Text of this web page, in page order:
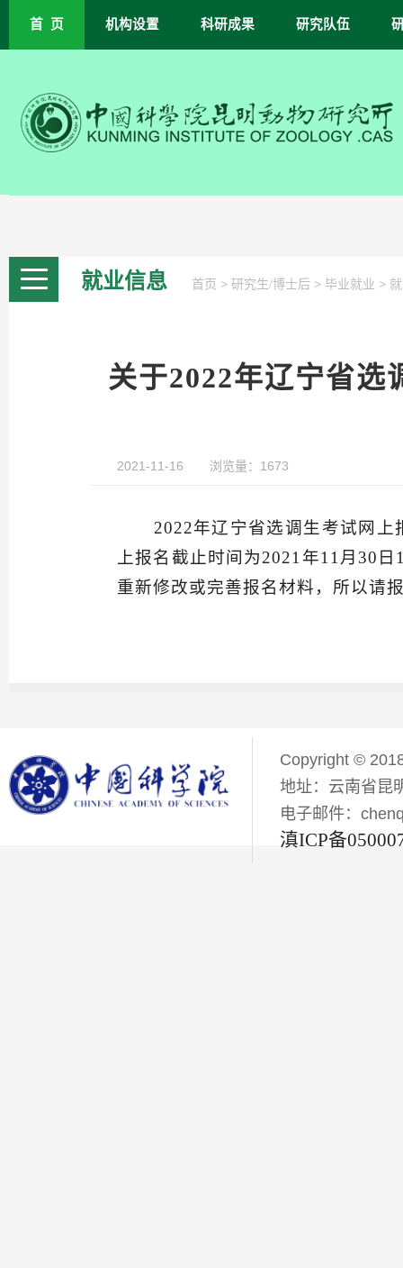
首 页 机构设置 科研成果 研究队伍
就业信息 首页 > 研究生/博士后 > 毕业就业 >
关于2022年辽宁省选
2021-11-16 浏览量：1673
2022年辽宁省选调生考试网
上报名截止时间为2021年11月30
重新修改或完善报名材料，所以请
Copyright ©
地址：云南省昆
电子邮件：
滇ICP备